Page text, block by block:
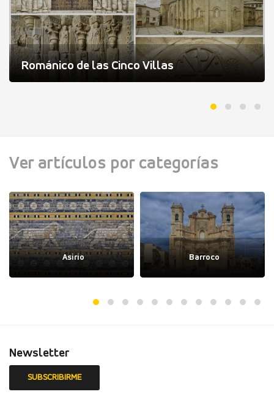
Románico de las Cinco Villas
Ver artículos por categorías
Asirio Barroco
Newsletter